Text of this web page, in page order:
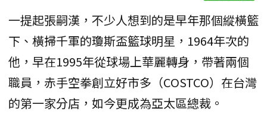
一提起張嗣漢，不少人想到的是早年那個縱橫籃
下、橫掃千軍的瓊斯盃籃球明星，1964年次的
他，早在1995年從球場上華麗轉身，帶著兩個
職員，赤手空拳創立好市多（COSTCO）在台灣
的第一家分店，如今更成為亞太區總裁。